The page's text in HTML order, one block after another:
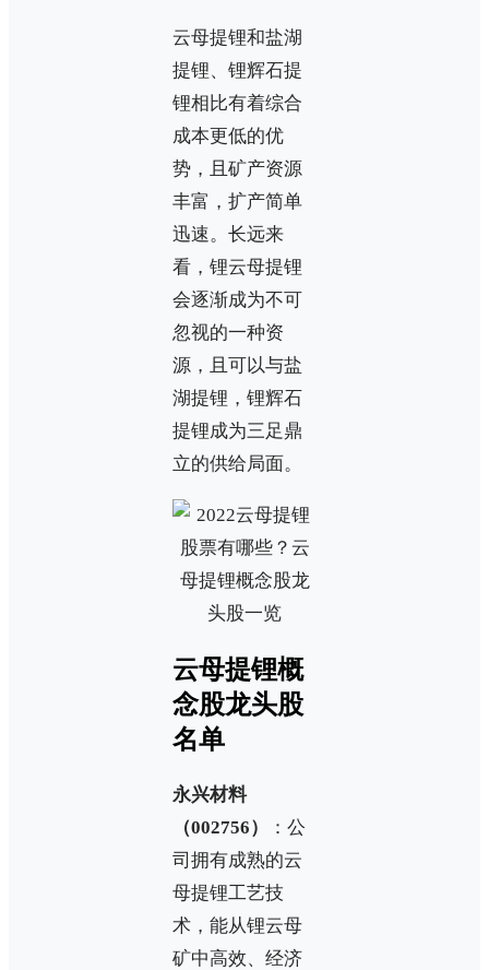
云母提锂和盐湖
提锂、锂辉石提
锂相比有着综合
成本更低的优
势，且矿产资源
丰富，扩产简单
迅速。长远来
看，锂云母提锂
会逐渐成为不可
忽视的一种资
源，且可以与盐
湖提锂，锂辉石
提锂成为三足鼎
立的供给局面。
云母提锂概
念股龙头股
名单
永兴材料
（002756）
：公
司拥有成熟的云
母提锂工艺技
术，能从锂云母
矿中高效、经济